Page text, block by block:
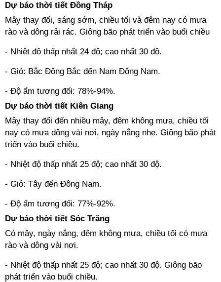
Dự báo thời tiết Đồng Tháp
Mây thay đổi, sáng sớm, chiều tối và đêm nay có mưa
rào và dông rải rác. Giông bão phát triển vào buổi chiều
- Nhiệt độ thấp nhất 24 độ; cao nhất 30 độ.
- Gió: Bắc Đông Bắc đến Nam Đông Nam.
- Độ ẩm tương đối: 78%-94%.
Dự báo thời tiết Kiên Giang
Mây thay đổi đến nhiều mây, đêm không mưa, chiều tối
nay có mưa dông vài nơi, ngày nắng nhẹ. Giông bão phát
triển vào buổi chiều.
- Nhiệt độ thấp nhất 25 độ; cao nhất 30 độ.
- Gió: Tây đến Đông Nam.
- Độ ẩm tương đối: 77%-92%.
Dự báo thời tiết Sóc Trăng
Có mây, ngày nắng, đêm không mưa, chiều tối có mưa
rào và dông vài nơi.
- Nhiệt độ thấp nhất 25 độ; cao nhất 30 độ. Giông bão
phát triển vào buổi chiều.